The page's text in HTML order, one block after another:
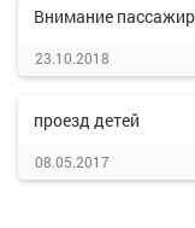
Внимание
23.10.2018
проезд детей
08.05.2017